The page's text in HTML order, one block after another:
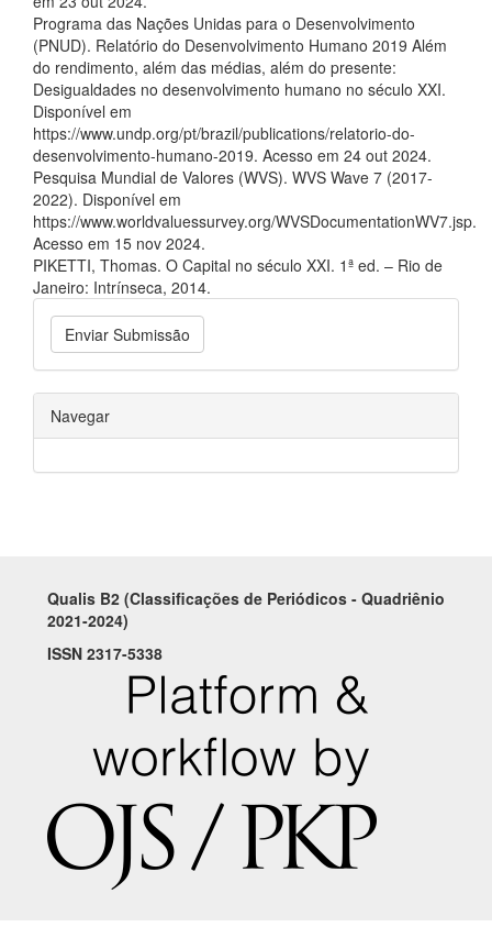
Programa das Nações Unidas para o Desenvolvimento
(PNUD). Relatório do Desenvolvimento Humano 2019 Além
do rendimento, além das médias, além do presente:
Desigualdades no desenvolvimento humano no século XXI.
Disponível em
https://www.undp.org/pt/brazil/publications/relatorio-do-
desenvolvimento-humano-2019. Acesso em 24 out 2024.
Pesquisa Mundial de Valores (WVS). WVS Wave 7 (2017-
2022). Disponível em
https://www.worldvaluessurvey.org/WVSDocumentationWV7.jsp.
Acesso em 15 nov 2024.
PIKETTI, Thomas. O Capital no século XXI. 1ª ed. – Rio de
Janeiro: Intrínseca, 2014.
Enviar Submissão
Navegar
Qualis B2 (Classificações de Periódicos - Quadriênio
2021-2024)
ISSN 2317-5338